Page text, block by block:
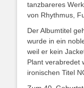
tanzbareres
von Rhythmus,
Der Albumtitel
wurde in ein
weil er kein
Plant verabredet
ironischen Titel